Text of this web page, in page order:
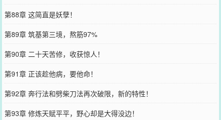
第88章 这简直是妖孽！
第89章 筑基第三境，熬筋97%
第90章 二十天苦修，收获惊人！
第91章 正该趁他病，要他命！
第92章 奔行法和劈柴刀法再次破限，新的特性！
第93章 修炼天赋平平，野心却是大得没边！